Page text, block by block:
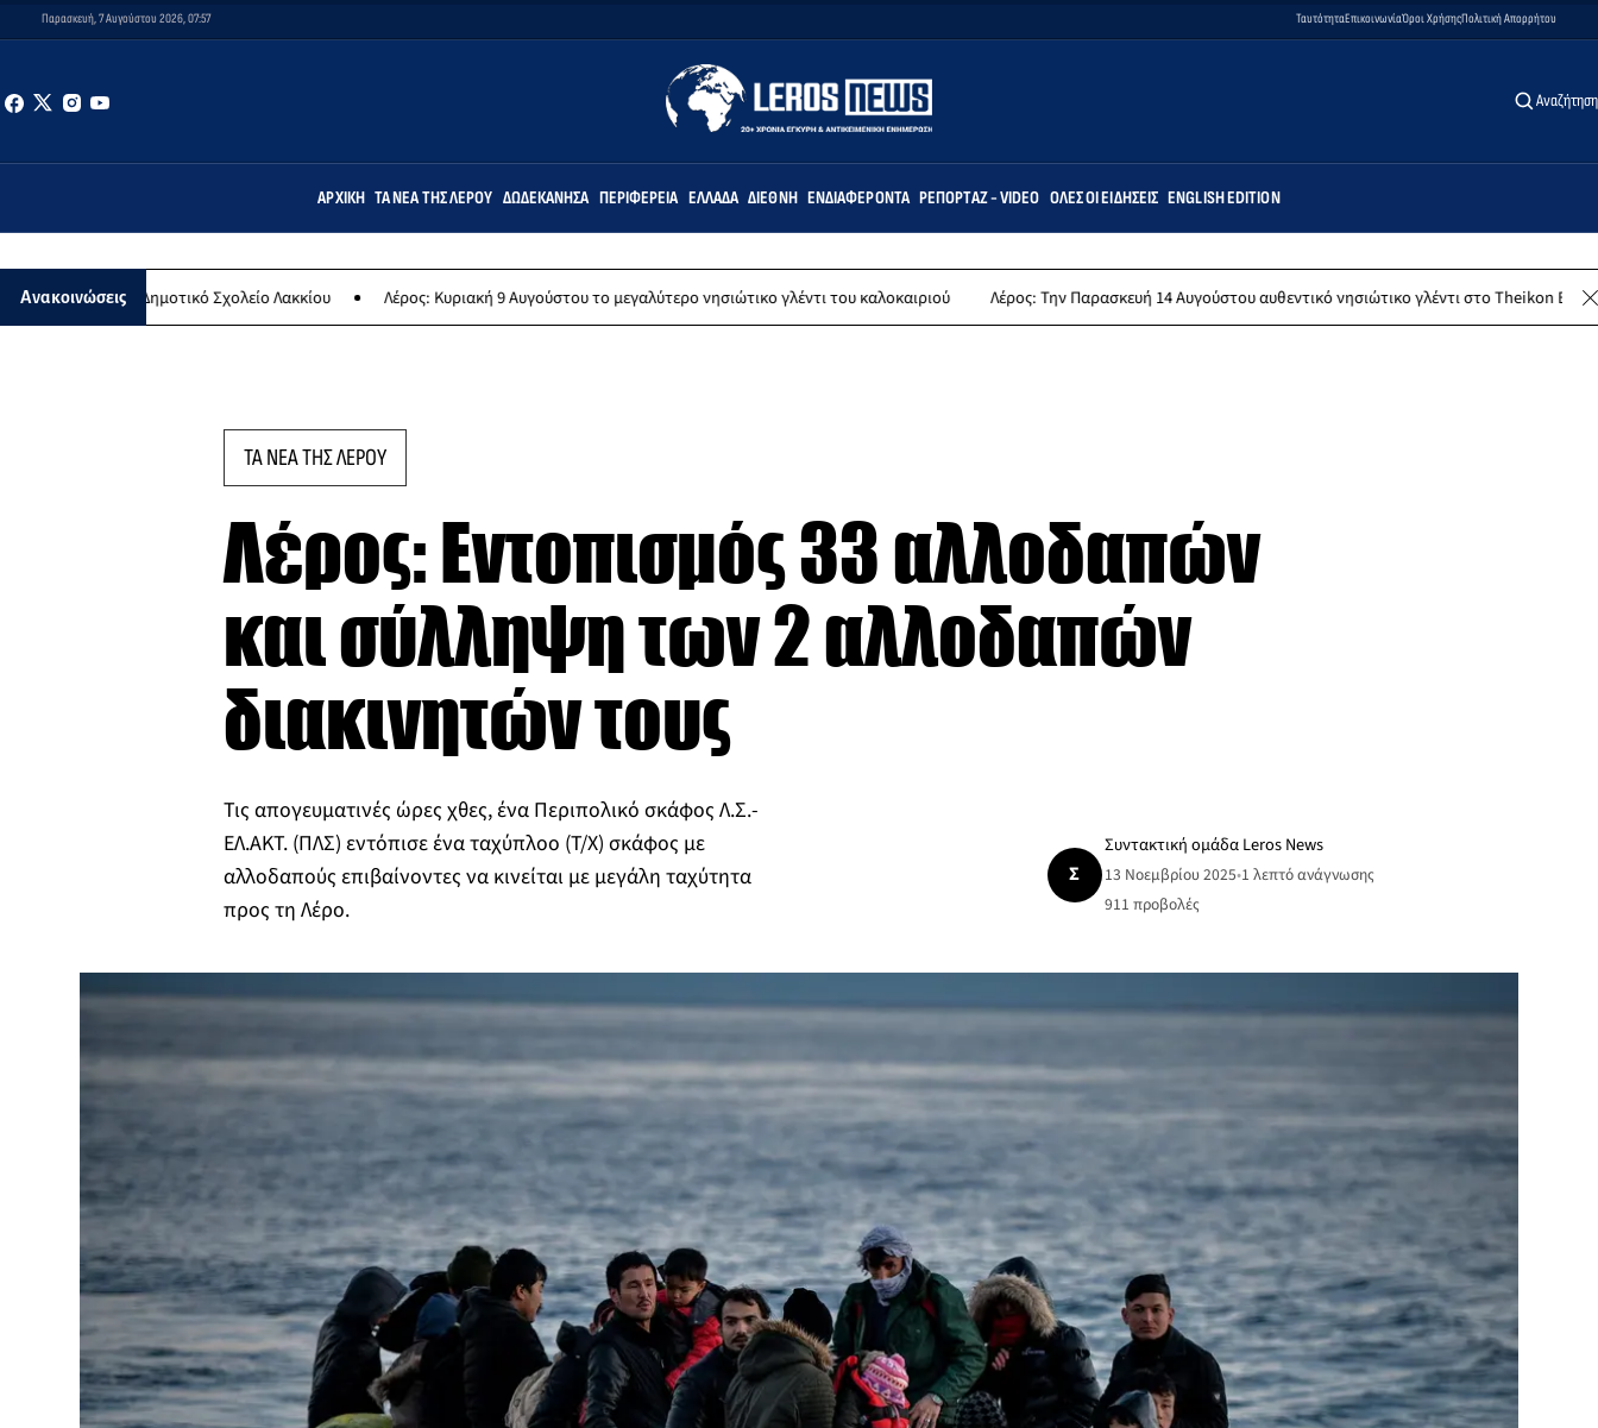
Παρασκευή, 7 Αυγούστου 2026, 07:57 ΤαυτότηταΕπικοινωνίαΌροι ΧρήσηςΠολιτική Απορρήτου
Αναζήτηση
ΑΡΧΙΚΉ ΤΑ ΝΈΑ ΤΗΣ ΛΈΡΟΥ ΔΩΔΕΚΆΝΗΣΑ ΠΕΡΙΦΈΡΕΙΑ ΕΛΛΆΔΑ ΔΙΕΘΝΉ ΕΝΔΙΑΦΈΡΟΝΤΑ ΡΕΠΟΡΤΆΖ - VIDEO ΌΛΕΣ ΟΙ ΕΙΔΉΣΕΙΣ ENGLISH EDITION
Ανακοινώσεις
Δημοτικό Σχολείο Λακκίου Λέρος: Κυριακή 9 Αυγούστου το μεγαλύτερο νησιώτικο γλέντι του καλοκαιριού Λέρος: Την Παρασκευή 14 Αυγούστου αυθεντικό νησιώτικο γλέντι στο Theikon Bistro Restaurant!
ΤΑ ΝΕΑ ΤΗΣ ΛΕΡΟΥ
Λέρος: Εντοπισμός 33 αλλοδαπών
και σύλληψη των 2 αλλοδαπών
διακινητών τους
Τις απογευματινές ώρες χθες, ένα Περιπολικό σκάφος Λ.Σ.-
ΕΛ.ΑΚΤ. (ΠΛΣ) εντόπισε ένα ταχύπλοο (Τ/Χ) σκάφος με
αλλοδαπούς επιβαίνοντες να κινείται με μεγάλη ταχύτητα
προς τη Λέρο.
Σ
Συντακτική ομάδα Leros News
13 Νοεμβρίου 2025•1 λεπτό ανάγνωσης
911 προβολές